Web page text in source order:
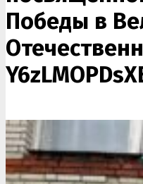
Победы в